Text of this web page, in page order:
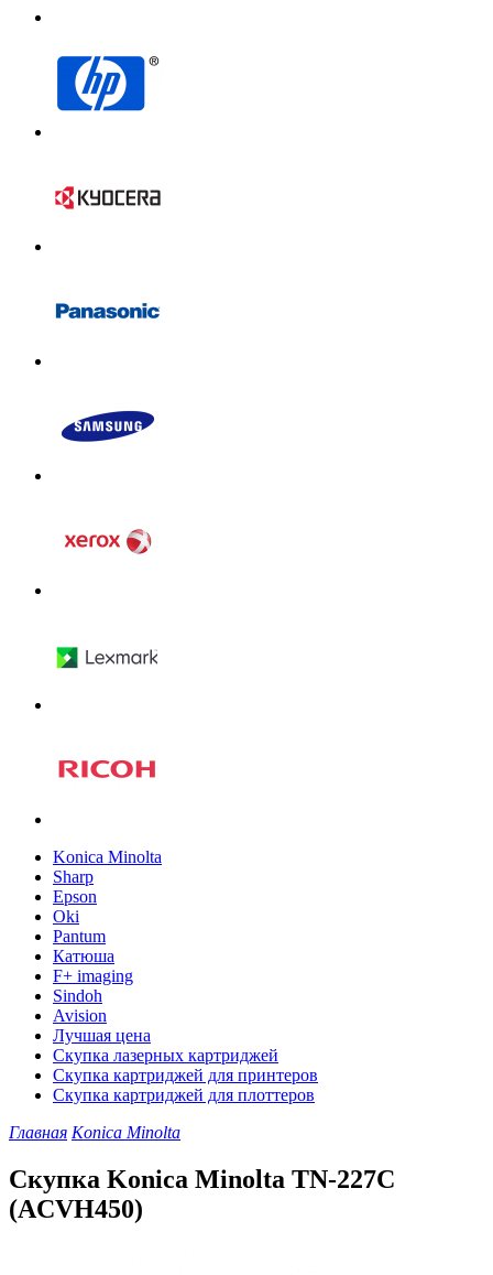
Konica Minolta
Sharp
Epson
Oki
Pantum
Катюша
F+ imaging
Sindoh
Avision
Лучшая цена
Скупка лазерных картриджей
Скупка картриджей для принтеров
Скупка картриджей для плоттеров
Главная Konica Minolta
Скупка Konica Minolta TN-227C
(ACVH450)